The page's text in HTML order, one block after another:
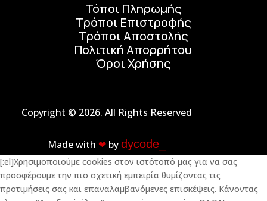
Τόποι Πληρωμής
Τρόποι Επιστροφής
Τρόποι Αποστολής
Πολιτική Απορρήτου
Όροι Χρήσης
Copyright © 2026. All Rights Reserved
Made with ❤︎ bydycode_
[:el]Χρησιμοποιούμε cookies στον ιστότοπό μας για να σας
προσφέρουμε την πιο σχετική εμπειρία θυμίζοντας τις
προτιμήσεις σας και επαναλαμβανόμενες επισκέψεις. Κάνοντας